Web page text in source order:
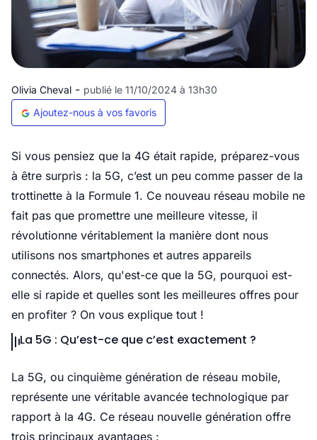
Olivia Cheval - publié le 11/10/2024 à 13h30
Ajoutez-nous à vos favoris
Si vous pensiez que la 4G était rapide, préparez-vous
à être surpris : la 5G, c’est un peu comme passer de la
trottinette à la Formule 1. Ce nouveau réseau mobile ne
fait pas que promettre une meilleure vitesse, il
révolutionne véritablement la manière dont nous
utilisons nos smartphones et autres appareils
connectés. Alors, qu'est-ce que la 5G, pourquoi est-
elle si rapide et quelles sont les meilleures offres pour
en profiter ? On vous explique tout !
La 5G : Qu’est-ce que c’est exactement ?
La 5G, ou cinquième génération de réseau mobile,
représente une véritable avancée technologique par
rapport à la 4G. Ce réseau nouvelle génération offre
trois principaux avantages :